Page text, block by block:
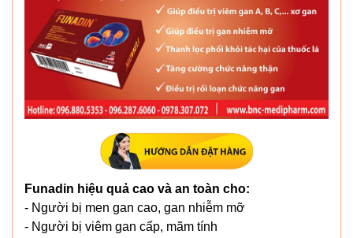
Funadin hiệu quả cao và an toàn cho:
- Người bị men gan cao, gan nhiễm mỡ
- Người bị viêm gan cấp, mãm tính